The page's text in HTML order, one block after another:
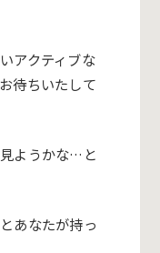
アクティブな
待ちいたして
ようかな…と
あなたが持っ